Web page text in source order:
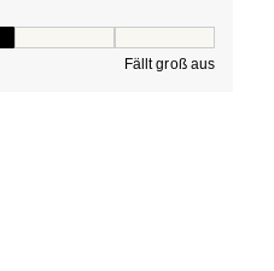
Fällt groß aus